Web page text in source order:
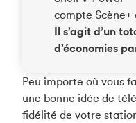
compte
Il s’agit d’un
d’économies
Peu importe où vous
une bonne idée de
fidélité de votre